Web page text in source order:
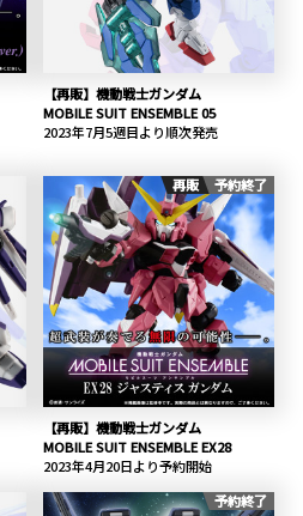
【再販】機動戦士ガンダム
MOBILE SUIT ENSEMBLE 05
2023年7月5週目より順次発売
再販 予約終了
【再販】機動戦士ガンダム
MOBILE SUIT ENSEMBLE EX28
2023年4月20日より予約開始
予約終了